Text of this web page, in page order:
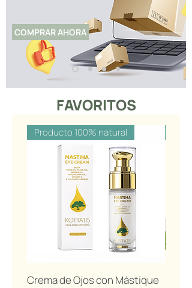
COMPRAR AHORA
FAVORITOS
Producto 100% natural
Crema de Ojos con Mástique